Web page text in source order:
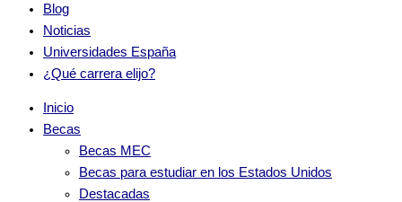
Blog
Noticias
Universidades España
¿Qué carrera elijo?
Inicio
Becas
Becas MEC
Becas para estudiar en los Estados Unidos
Destacadas